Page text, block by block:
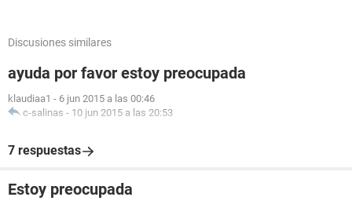
Discusiones similares
ayuda por favor estoy preocupada
klaudiaa1 - 6 jun 2015 a las 00:46
c-salinas - 10 jun 2015 a las 20:53
7 respuestas
Estoy preocupada